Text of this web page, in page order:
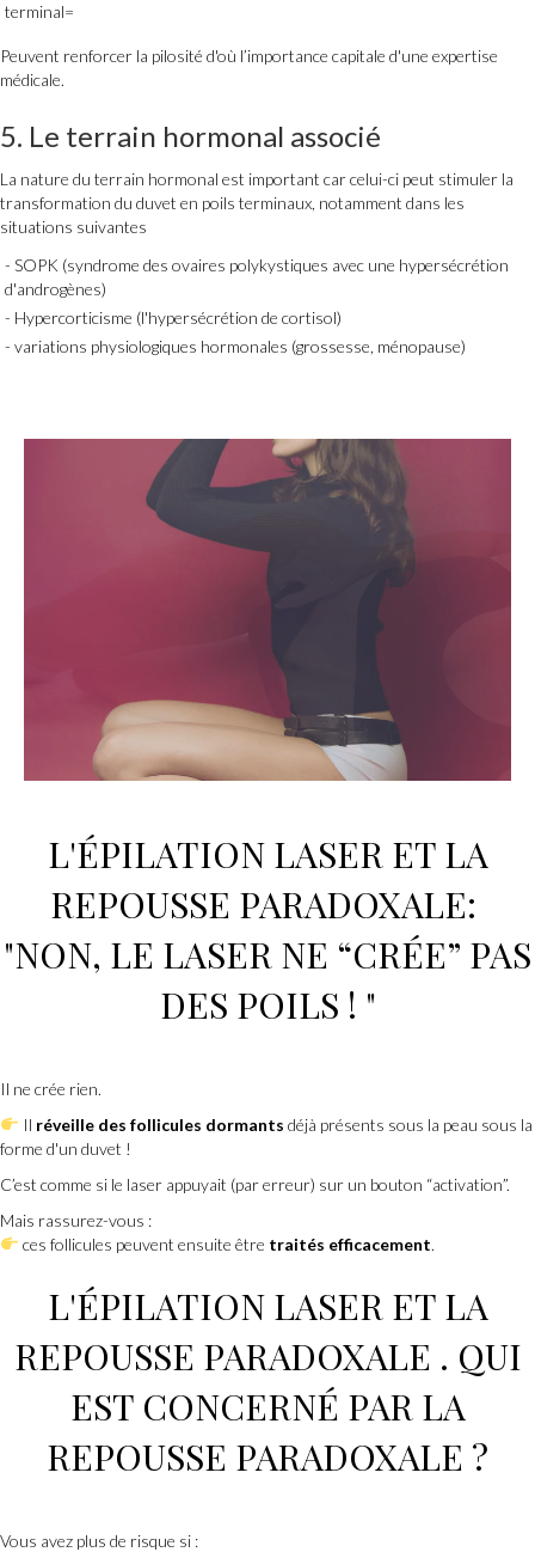
terminal=
Peuvent renforcer la pilosité d'où l’importance capitale d'une expertise
médicale.
5. Le terrain hormonal associé
La nature du terrain hormonal est important car celui-ci peut stimuler la
transformation du duvet en poils terminaux, notamment dans les
situations suivantes
SOPK (syndrome des ovaires polykystiques avec une hypersécrétion
d'androgènes)
Hypercorticisme (l'hypersécrétion de cortisol)
variations physiologiques hormonales (grossesse, ménopause)
L'ÉPILATION LASERET LA
REPOUSSE PARADOXALE:
"NON, LE LASER NE “CRÉE” PAS
DES POILS ! "
Il ne crée rien.
Il réveille des follicules dormants déjà présents sous la peau sous la
forme d'un duvet !
C’est comme si le laser appuyait (par erreur) sur un bouton “activation”.
Mais rassurez-vous :
ces follicules peuvent ensuite être traités efficacement.
L'ÉPILATION LASER ET LA
REPOUSSE PARADOXALE . QUI
EST CONCERNÉ PAR LA
REPOUSSE PARADOXALE ?
Vous avez plus de risque si :